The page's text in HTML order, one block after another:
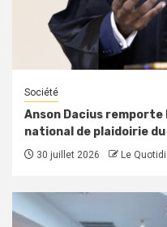
Société
Anson Dacius remporte
national de plaidoirie du
30 juillet 2026 Le